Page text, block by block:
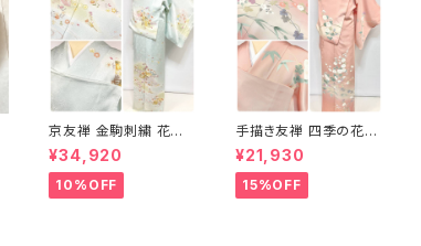
京友禅 金駒刺繍 花柄
訪問着 正絹 水色 黄緑
パステルカラー アイス
グリーン 1433
¥34,920
10%OFF
手描き友禅 四季の花々
訪問着 袷 正絹 サーモ
ンピンク クリーム 白 桃
花色 1434
¥21,930
15%OFF